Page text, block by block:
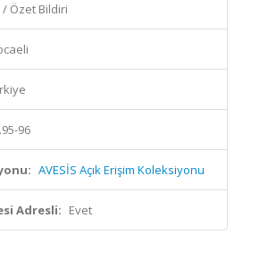
/ Özet Bildiri
96
AVESİS Açık Erişim Koleksiyonu
Adresli: Evet